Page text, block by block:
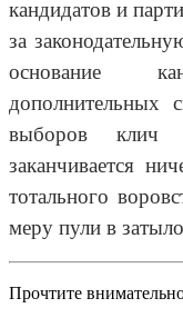
кандидатов и
за
основание
дополнительных
выборов клич
заканчивается
тотального
меру пули в
Прочтите